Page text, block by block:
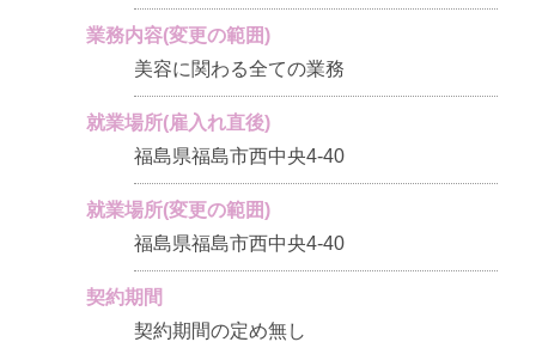
業務内容(変更の範囲)
美容に関わる全ての業務
就業場所(雇入れ直後)
福島県福島市西中央4-40
就業場所(変更の範囲)
福島県福島市西中央4-40
契約期間
契約期間の定め無し